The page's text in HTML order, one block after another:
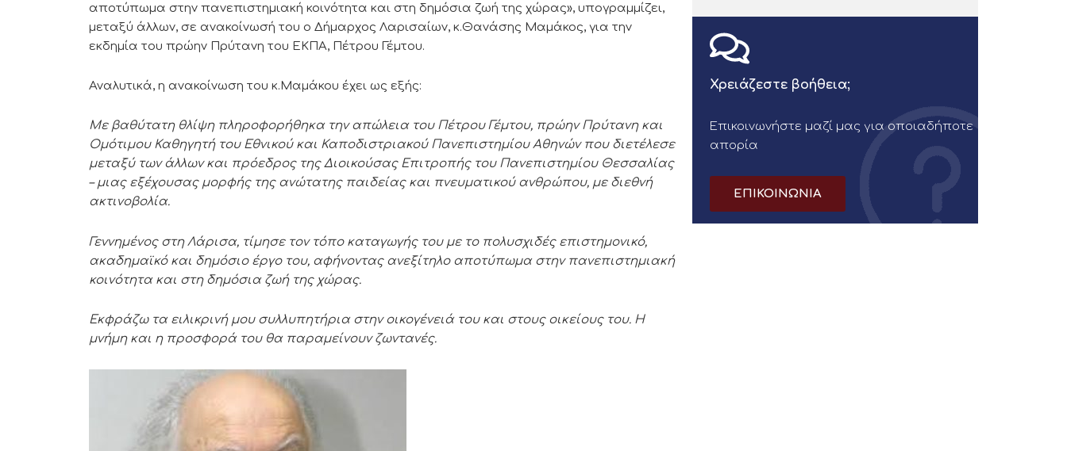
αποτύπωμα στην πανεπιστημιακή κοινότητα και στη δημόσια ζωή της χώρας», υπογραμμίζει,
μεταξύ άλλων, σε ανακοίνωσή του ο Δήμαρχος Λαρισαίων, κ.Θανάσης Μαμάκος, για την
εκδημία του πρώην Πρύτανη του ΕΚΠΑ, Πέτρου Γέμτου.
Αναλυτικά, η ανακοίνωση του κ.Μαμάκου έχει ως εξής:
Με βαθύτατη θλίψη πληροφορήθηκα την απώλεια του Πέτρου Γέμτου, πρώην Πρύτανη και
Ομότιμου Καθηγητή του Εθνικού και Καποδιστριακού Πανεπιστημίου Αθηνών που διετέλεσε
μεταξύ των άλλων και πρόεδρος της Διοικούσας Επιτροπής του Πανεπιστημίου Θεσσαλίας
– μιας εξέχουσας μορφής της ανώτατης παιδείας και πνευματικού ανθρώπου, με διεθνή
ακτινοβολία.
Γεννημένος στη Λάρισα, τίμησε τον τόπο καταγωγής του με το πολυσχιδές επιστημονικό,
ακαδημαϊκό και δημόσιο έργο του, αφήνοντας ανεξίτηλο αποτύπωμα στην πανεπιστημιακή
κοινότητα και στη δημόσια ζωή της χώρας.
Εκφράζω τα ειλικρινή μου συλλυπητήρια στην οικογένειά του και στους οικείους του. Η
μνήμη και η προσφορά του θα παραμείνουν ζωντανές.
Χρειάζεστε βοήθεια;
Επικοινωνήστε μαζί μας για οποιαδήποτε
απορία
ΕΠΙΚΟΙΝΩΝΙΑ